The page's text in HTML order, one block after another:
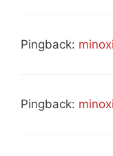
Pingback:
Pingback: